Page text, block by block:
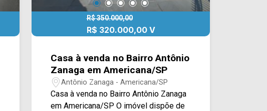
R$ 350.000,00
R$ 320.000,00 V
Casa à venda no Bairro Antônio
Zanaga em Americana/SP
Antônio Zanaga - Americana/SP
Casa à venda no Bairro Antônio Zanaga
em Americana/SP O imóvel dispõe de